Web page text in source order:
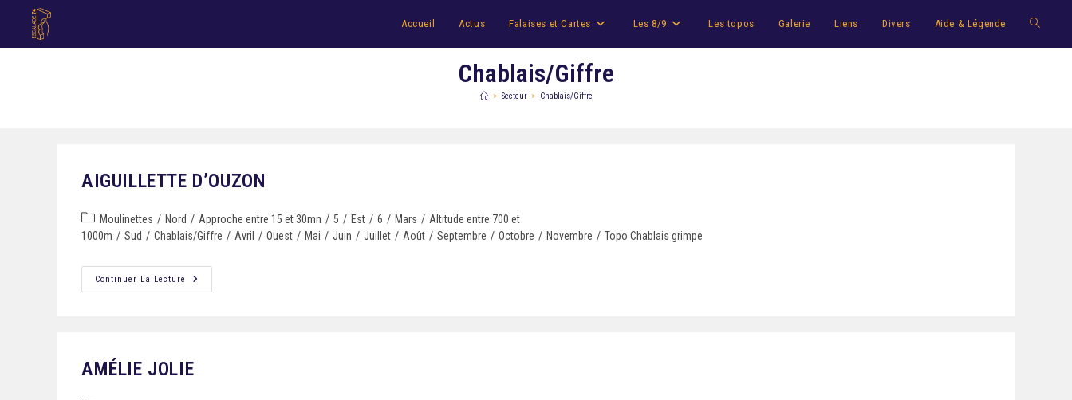
Accueil Actus Falaises et Cartes Les 8/9 Les topos Galerie Liens Divers Aide & Légende
Chablais/Giffre
> Secteur > Chablais/Giffre
AIGUILLETTE D’OUZON
Moulinettes / Nord / Approche entre 15 et 30mn / 5 / Est / 6 / Mars / Altitude entre 700 et
1000m / Sud / Chablais/Giffre / Avril / Ouest / Mai / Juin / Juillet / Août / Septembre / Octobre / Novembre / Topo Chablais grimpe
Continuer La Lecture
AMÉLIE JOLIE